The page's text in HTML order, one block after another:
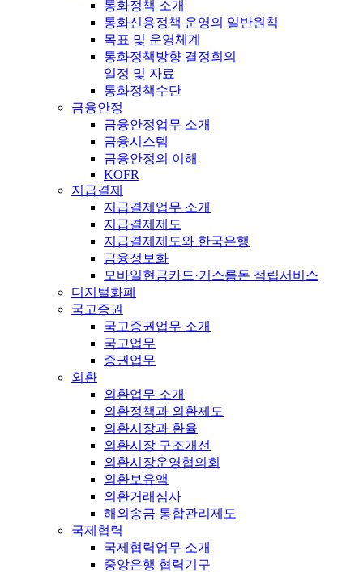
통화정책 소개
통화신용정책 운영의 일반원칙
목표 및 운영체계
통화정책방향 결정회의
일정 및 자료
통화정책수단
금융안정
금융안정업무 소개
금융시스템
금융안정의 이해
KOFR
지급결제
지급결제업무 소개
지급결제제도
지급결제제도와 한국은행
금융정보화
모바일현금카드·거스름돈 적립서비스
디지털화폐
국고증권
국고증권업무 소개
국고업무
증권업무
외환
외환업무 소개
외환정책과 외환제도
외환시장과 환율
외환시장 구조개선
외환시장운영협의회
외환보유액
외환거래심사
해외송금 통합관리제도
국제협력
국제협력업무 소개
중앙은행 협력기구